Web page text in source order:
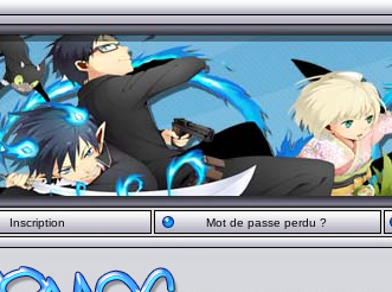
Inscription Mot de passe perdu ?